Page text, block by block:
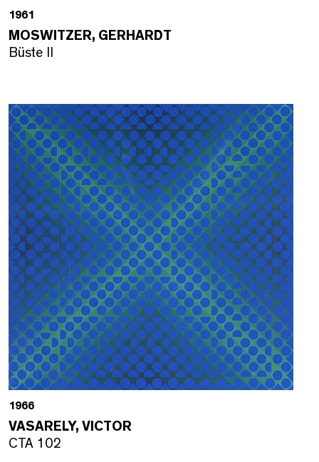
1961
MOSWITZER, GERHARDT
Büste II
1966
VASARELY, VICTOR
CTA 102